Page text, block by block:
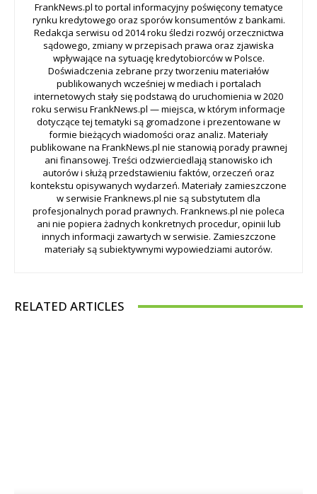
FrankNews.pl to portal informacyjny poświęcony tematyce
rynku kredytowego oraz sporów konsumentów z bankami.
Redakcja serwisu od 2014 roku śledzi rozwój orzecznictwa
sądowego, zmiany w przepisach prawa oraz zjawiska
wpływające na sytuację kredytobiorców w Polsce.
Doświadczenia zebrane przy tworzeniu materiałów
publikowanych wcześniej w mediach i portalach
internetowych stały się podstawą do uruchomienia w 2020
roku serwisu FrankNews.pl — miejsca, w którym informacje
dotyczące tej tematyki są gromadzone i prezentowane w
formie bieżących wiadomości oraz analiz. Materiały
publikowane na FrankNews.pl nie stanowią porady prawnej
ani finansowej. Treści odzwierciedlają stanowisko ich
autorów i służą przedstawieniu faktów, orzeczeń oraz
kontekstu opisywanych wydarzeń. Materiały zamieszczone
w serwisie Franknews.pl nie są substytutem dla
profesjonalnych porad prawnych. Franknews.pl nie poleca
ani nie popiera żadnych konkretnych procedur, opinii lub
innych informacji zawartych w serwisie. Zamieszczone
materiały są subiektywnymi wypowiedziami autorów.
RELATED ARTICLES